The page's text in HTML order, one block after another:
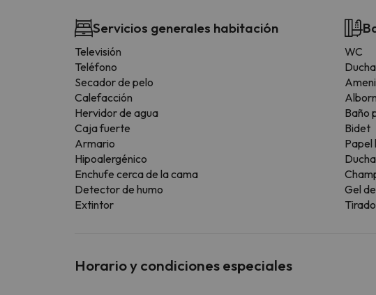
Servicios generales habitación
Televisión
Teléfono
Secador de pelo
Calefacción
Hervidor de agua
Caja fuerte
Armario
Hipoalergénico
Enchufe cerca de la cama
Detector de humo
Extintor
WC
Ducha
Baño
Bidet
Papel
Gel
Horario y condiciones especiales